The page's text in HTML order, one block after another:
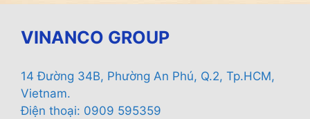
VINANCO GROUP
14 Đường 34B, Phường An Phú, Q.2, Tp.HCM,
Vietnam.
Điện thoại: 0909 595359